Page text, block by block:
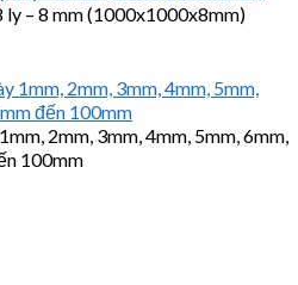
– 8 mm (1000x1000x8mm)
2mm, 3mm, 4mm, 5mm, 6mm,
100mm